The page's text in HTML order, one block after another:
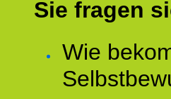
Sie fragen
Wie